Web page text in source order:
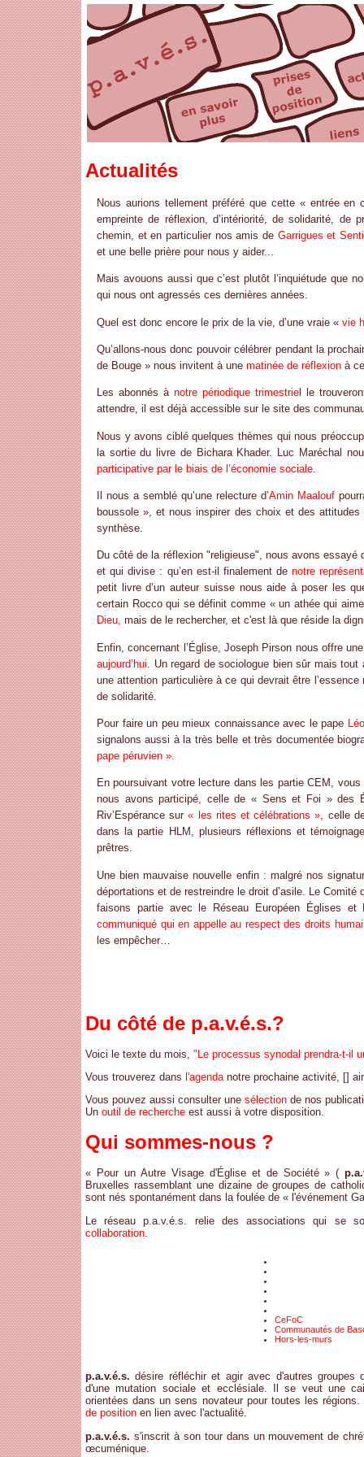
Actualités
Nous aurions tellement préféré que cette « entrée
empreinte de réflexion, d’intériorité, de solidarité,
chemin, et en particulier nos amis de Garrigues et
et une belle prière pour nous y aider...
Mais avouons aussi que c’est plutôt l’inquiétude que
qui nous ont agressés ces dernières années.
Quel est donc encore le prix de la vie, d’une vraie « vie
Qu’allons-nous donc pouvoir célébrer pendant la
de Bouge » nous invitent à une matinée de réflexion à
Les abonnés à notre périodique trimestrie l le
attendre, il est déjà accessible sur le site des
Nous y avons ciblé quelques thèmes qui nous
la sortie du livre de Bichara Khader. Luc Maréchal
participative par le biais de l’économie sociale
Il nous a semblé qu’une relecture d’Amin Maalouf
boussole », et nous inspirer des choix et des
synthèse.
Du côté de la réflexion "religieuse", nous avons
et qui divise : qu’en est-il finalement denotre
petit livre d’un auteur suisse nous aide à poser les
certain Rocco qui se définit comme « un athée qui
Dieu, mais de le rechercher, et c'est là que réside la
Enfin, concernant l’Église, Joseph Pirson nous offre
aujourd’hui . Un regard de sociologue bien sûr mais
une attention particulière à ce qui devrait être
de solidarité.
Pour faire un peu mieux connaissance avec le pape
signalons aussi à la très belle et très documentée
pape péruvien ».
En poursuivant votre lecture dans les partie CEM,
nous avons participé, celle de « Sens et Foi » des
Riv’Espérance sur« les rites et célébrations », celle
dans la partie HLM, plusieurs réflexions et
prêtres.
Une bien mauvaise nouvelle enfin : malgré nos
déportations et de restreindre le droit d’asile. Le
faisons partie avec le Réseau Européen Églises
communiqué qui en appelle au respect des droits
les empêcher…
Du côté de p.a.v.é.s.?
Voici le texte du mois, "Le processus synodal prendra-t-il
Vous trouverez dans l'agenda notre prochaine activité,
[]
Vous pouvez aussi consulter une sélection de nos
Un outil de recherche est aussi à votre disposition.
Qui sommes-nous ?
« Pour un Autre Visage d'Église et de Société » (
Bruxelles rassemblant une dizaine de groupes de
sont nés spontanément dans la foulée de « l'événement
Le réseau p.a.v.é.s. relie des associations qui se
collaboration
CeFoC
Communautés de
Hors-les-murs
p.a.v.é.s. désire réfléchir et agir avec d'autres groupes
d'une mutation sociale et ecclésiale. Il se veut une
orientées dans un sens novateur pour toutes les
de position en lien avec l'actualité.
p.a.v.é.s. s'inscrit à son tour dans un mouvement de
œcuménique.